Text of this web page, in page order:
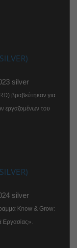
βραβεύτηκαν για
εργαζομένων του
Know & Grow:
Εργασίας».